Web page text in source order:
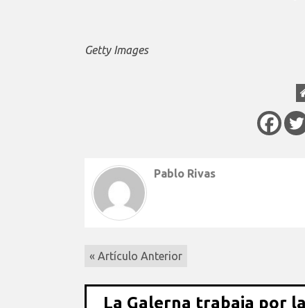
Getty Images
Pablo Rivas
« Artículo Anterior
La Galerna trabaja por